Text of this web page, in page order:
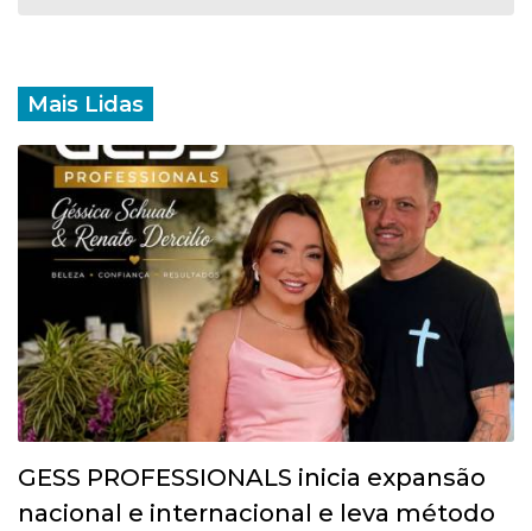
Mais Lidas
GESS PROFESSIONALS inicia expansão
nacional e internacional e leva método